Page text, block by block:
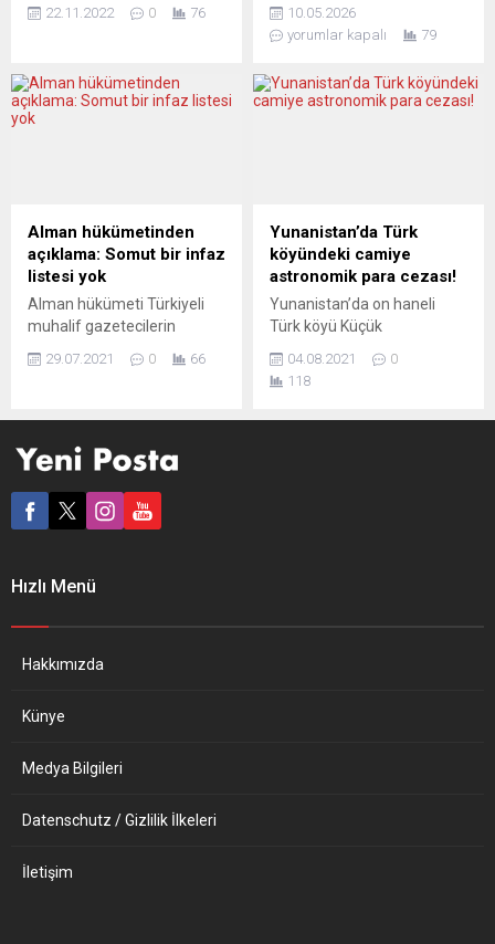
araştırıldığı belirtildi....
tutarlı bir bütçe olarak
iki ana önceliğimiz var:
Büyüme ve sosyal adalet.”
milyardan fazlasının enerji
krizine ayrıldığını belirtti. Sağ
koalisyon hükümetinin
onayladığı 2023...
22.11.2022 0 76
Film Festivali, bu yıl 26. kez
sinema tutkunlarını bir araya
Festivalde yarışacak
filmlerin seçkisini yapacak
ve Oyuncu Senan Kara;
Kısa...
10.05.2026
yorumlar kapalı
79
Alman hükümetinden
açıklama: Somut bir infaz
listesi yok
Alman hükümeti Türkiyeli
muhalif gazetecilerin
listeleriyle ilgili ilk kez bir
Milletvekili Helin Evrim
verdiği yanıtta “Şu anda Türk
hükümetine eleştirel
listeler olduğuna dair
29.07.2021 0 66
Yunanistan’da Türk
köyündeki camiye
astronomik para cezası!
Yunanistan’da on haneli
Türk köyü Küçük
binasının camiye
dönüştürüldüğü iddiasıyla
04.08.2021
0
118
Hızlı Menü
Hakkımızda
Künye
Medya Bilgileri
Datenschutz / Gizlilik İlkeleri
İletişim